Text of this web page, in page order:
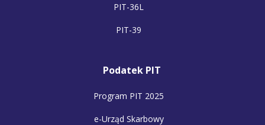
PIT-36L
PIT-39
Podatek PIT
Program PIT 2025
e-Urząd Skarbowy